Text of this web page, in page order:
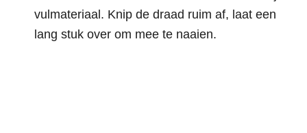
vulmateriaal. Knip de draad ruim af, laat een
lang stuk over om mee te naaien.